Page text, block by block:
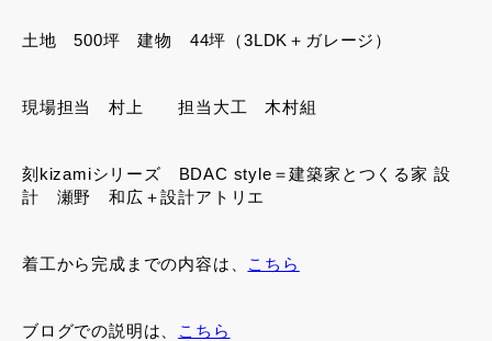
土地 500坪 建物 44坪（3LDK＋ガレージ）
現場担当 村上 担当大工 木村組
刻kizamiシリーズ BDAC style＝建築家とつくる家 設
計 瀬野 和広＋設計アトリエ
着工から完成までの内容は、 こちら
ブログでの説明は、 こちら